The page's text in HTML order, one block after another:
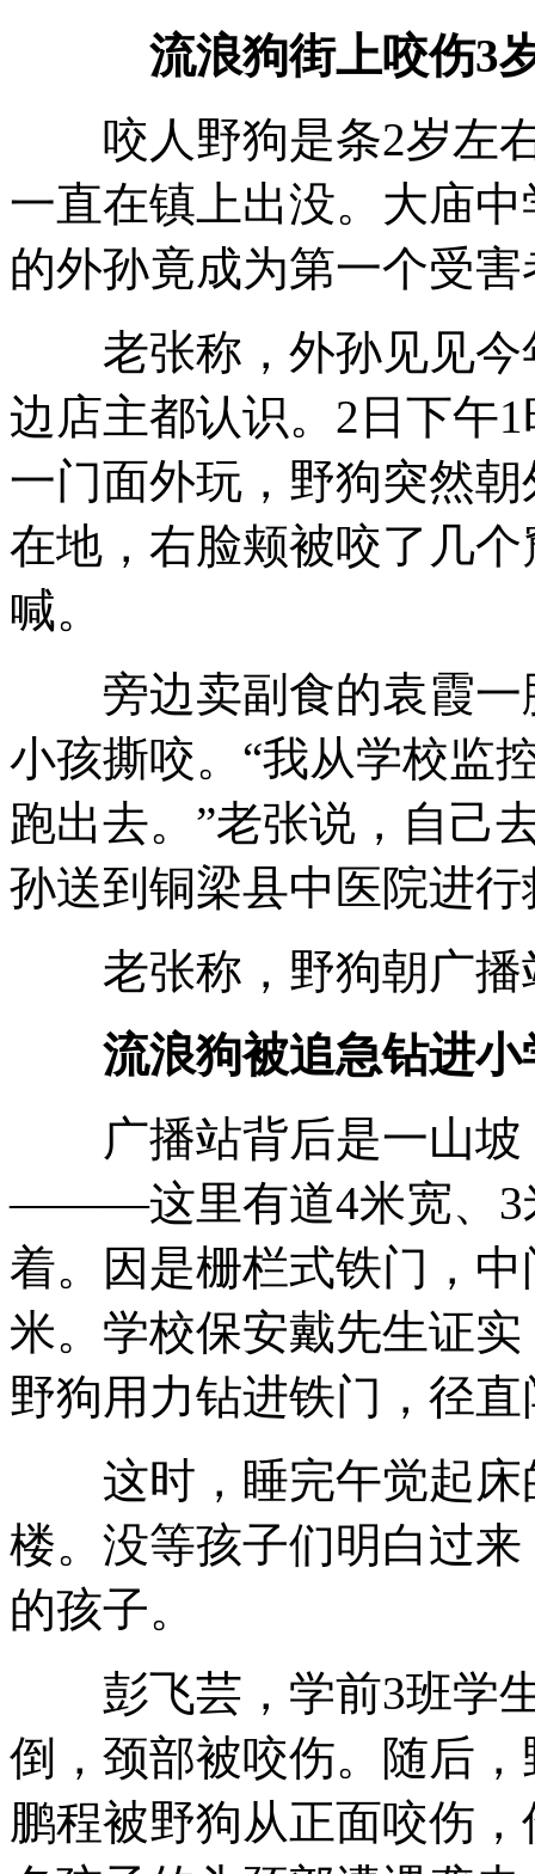
流浪狗街上咬伤3
咬人野狗是条2岁左右
一直在镇上出没。大庙
的外孙竟成为第一个受害
老张称，外孙见见今
边店主都认识。2日下午
一门面外玩，野狗突然
在地，右脸颊被咬了几
喊。
旁边卖副食的袁霞一
小孩撕咬。“我从学校监
跑出去。”老张说，自己
孙送到铜梁县中医院进行
老张称，野狗朝广播
流浪狗被追急钻进小
广播站背后是一山坡
———这里有道4米宽、3
着。因是栅栏式铁门，
米。学校保安戴先生证
野狗用力钻进铁门，径
这时，睡完午觉起床
楼。没等孩子们明白过
的孩子。
彭飞芸，学前3班学生
倒，颈部被咬伤。随后
鹏程被野狗从正面咬伤